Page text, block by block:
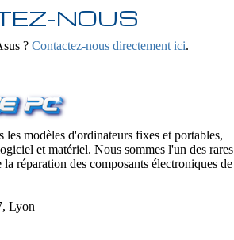
NOUS
? Contactez-nous directement ici.
les modèles d'ordinateurs fixes et portables,
et matériel. Nous sommes l'un des rares
la réparation des composants électroniques de
Lyon